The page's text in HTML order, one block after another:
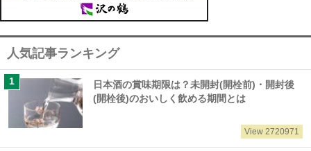
人気記事ランキング
日本酒の賞味期限は？未開封(開栓前)・開封後
(開栓後)のおいしく飲める期間とは
View 2720971